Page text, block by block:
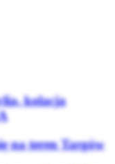
kolacja
na teren Targów